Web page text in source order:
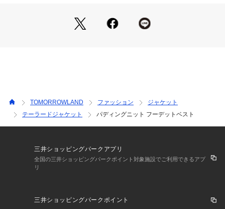
・ソフトでデリケートな素材を使用しています。
毛玉ができやすい為、着用後はホコリをはらい、毛羽乱れを整
えるブラッシングがおすすめです。
トしてください。
・ソフトで軽い中わた仕様を採用しています。
着用中の動きや条件による静電気の発生、洗濯の繰り返しによ
TOMORROWLAND ファッション
ジャケット
テーラードジャケット
パディングニット フーデットベスト
三井ショッピングパークアプリ
全国の三井ショッピングパークポイント対象施設でご利用できるアプ
リ
三井ショッピングパークポイント